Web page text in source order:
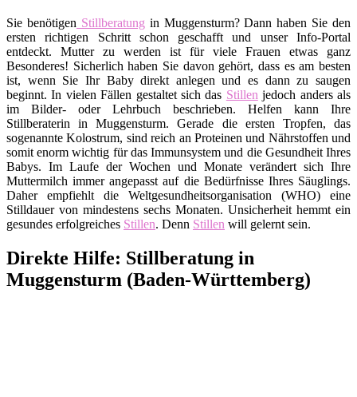
Sie benötigen Stillberatung in Muggensturm? Dann haben Sie den
ersten richtigen Schritt schon geschafft und unser Info-Portal
entdeckt. Mutter zu werden ist für viele Frauen etwas ganz
Besonderes! Sicherlich haben Sie davon gehört, dass es am besten
ist, wenn Sie Ihr Baby direkt anlegen und es dann zu saugen
beginnt. In vielen Fällen gestaltet sich das Stillen jedoch anders als
im Bilder- oder Lehrbuch beschrieben. Helfen kann Ihre
Stillberaterin in Muggensturm. Gerade die ersten Tropfen, das
sogenannte Kolostrum, sind reich an Proteinen und Nährstoffen und
somit enorm wichtig für das Immunsystem und die Gesundheit Ihres
Babys. Im Laufe der Wochen und Monate verändert sich Ihre
Muttermilch immer angepasst auf die Bedürfnisse Ihres Säuglings.
Daher empfiehlt die Weltgesundheitsorganisation (WHO) eine
Stilldauer von mindestens sechs Monaten. Unsicherheit hemmt ein
gesundes erfolgreiches Stillen. Denn Stillen will gelernt sein.
Direkte Hilfe: Stillberatung in
Muggensturm (Baden-Württemberg)